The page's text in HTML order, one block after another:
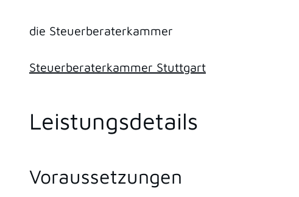
die Steuerberaterkammer
Steuerberaterkammer Stuttgart
Leistungsdetails
Voraussetzungen